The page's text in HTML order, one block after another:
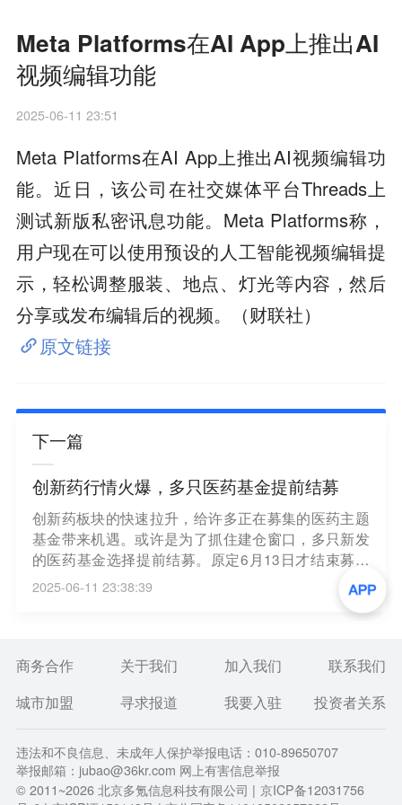
Meta Platforms在AI App上推出AI
视频编辑功能
2025-06-11 23:51
Meta Platforms在AI App上推出AI视频编辑功
能。近日，该公司在社交媒体平台Threads上
测试新版私密讯息功能。Meta Platforms称，
用户现在可以使用预设的人工智能视频编辑提
示，轻松调整服装、地点、灯光等内容，然后
分享或发布编辑后的视频。（财联社）
原文链接
下一篇
创新药行情火爆，多只医药基金提前结募
创新药板块的快速拉升，给许多正在募集的医药主题
基金带来机遇。或许是为了抓住建仓窗口，多只新发
的医药基金选择提前结募。原定6月13日才结束募集
的东方阿尔法健康产业基金发布公告，自6月10日
起，不再接受投资者的认购申请，该基金的募集时间
只有短短4个交易日。东方阿尔法健康产业基金是一
昱，公募管理经验不足两年。此前，由年轻基金经理
间也比较长。但该基金决定提前结募，或表明这只新
时，当前创新药赛道行情如火如荼，也一定程度上会
刺激相关基金提前结募。（证券时报）
2025-06-11 23:38:39
商务合作 关于我们 加入我们
联系我们
城市加盟
寻求报道 我要入驻 投资者关系
违法和不良信息、未成年人保护举报电话：010-89650707
举报邮箱：jubao@36kr.com 网上有害信息举报
© 2011~2026北京多氪信息科技有限公司 | 京ICP备12031756